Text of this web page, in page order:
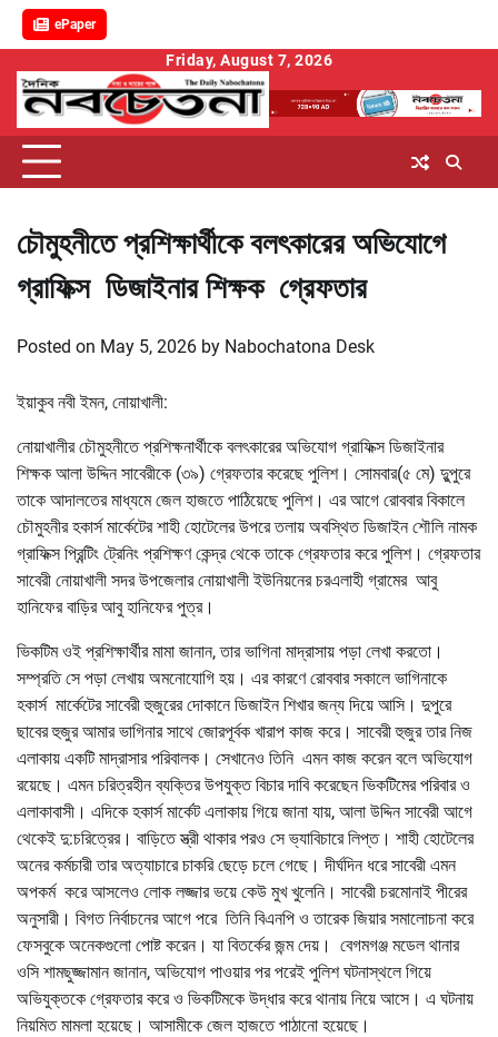
ePaper
content
Friday, August 7, 2026
চৌমুহনীতে প্রশিক্ষার্থীকে বলৎকারের অভিযোগে
গ্রাফিক্স ডিজাইনার শিক্ষক গ্রেফতার
Posted on May 5, 2026 by Nabochatona Desk
ইয়াকুব নবী ইমন, নোয়াখালী:
নোয়াখালীর চৌমুহনীতে প্রশিক্ষনার্থীকে বলৎকারের অভিযোগ গ্রাফিক্স ডিজাইনার
শিক্ষক আলা উদ্দিন সাবেরীকে (৩৯) গ্রেফতার করেছে পুলিশ। সোমবার(৫ মে) দুুপুরে
তাকে আদালতের মাধ্যমে জেল হাজতে পাঠিয়েছে পুলিশ। এর আগে রোববার বিকালে
চৌমুহনীর হকার্স মার্কেটের শাহী হোটেলের উপরে তলায় অবস্থিত ডিজাইন শৌলি নামক
গ্রাফিক্স প্রিন্টিং ট্রেনিং প্রশিক্ষণ কেন্দ্র থেকে তাকে গ্রেফতার করে পুলিশ। গ্রেফতার
সাবেরী নোয়াখালী সদর উপজেলার নোয়াখালী ইউনিয়নের চরএলাহী গ্রামের আবু
হানিফের বাড়ির আবু হানিফের পুত্র।
ভিকটিম ওই প্রশিক্ষার্থীর মামা জানান, তার ভাগিনা মাদ্রাসায় পড়া লেখা করতো।
সম্প্রতি সে পড়া লেখায় অমনোযোগি হয়। এর কারণে রোববার সকালে ভাগিনাকে
হকার্স মার্কেটের সাবেরী হুজুরের দোকানে ডিজাইন শিখার জন্য দিয়ে আসি। দুপুরে
ছাবের হুজুর আমার ভাগিনার সাথে জোরপূর্বক খারাপ কাজ করে। সাবেরী হুজুর তার নিজ
এলাকায় একটি মাদ্রাসার পরিবালক। সেখানেও তিনি এমন কাজ করেন বলে অভিযোগ
রয়েছে। এমন চরিত্রহীন ব্যক্তির উপযুক্ত বিচার দাবি করেছেন ভিকটিমের পরিবার ও
এলাকাবাসী। এদিকে হকার্স মার্কেট এলাকায় গিয়ে জানা যায়, আলা উদ্দিন সাবেরী আগে
থেকেই দু:চরিত্রের। বাড়িতে স্ত্রী থাকার পরও সে ভ্যাবিচারে লিপ্ত। শাহী হোটেলের
অনের কর্মচারী তার অত্যাচারে চাকরি ছেড়ে চলে গেছে। দীর্ঘদিন ধরে সাবেরী এমন
অপকর্ম করে আসলেও লোক লজ্জার ভয়ে কেউ মুখ খুলেনি। সাবেরী চরমোনাই পীরের
অনুসারী। বিগত নির্বাচনের আগে পরে তিনি বিএনপি ও তারেক জিয়ার সমালোচনা করে
ফেসবুকে অনেকগুলো পোষ্ট করেন। যা বিতর্কের জন্ম দেয়। বেগমগঞ্জ মডেল থানার
ওসি শামছুজ্জামান জানান, অভিযোগ পাওয়ার পর পরেই পুলিশ ঘটনাস্থলে গিয়ে
অভিযুক্তকে গ্রেফতার করে ও ভিকটিমকে উদ্ধার করে থানায় নিয়ে আসে। এ ঘটনায়
নিয়মিত মামলা হয়েছে। আসামীকে জেল হাজতে পাঠানো হয়েছে।